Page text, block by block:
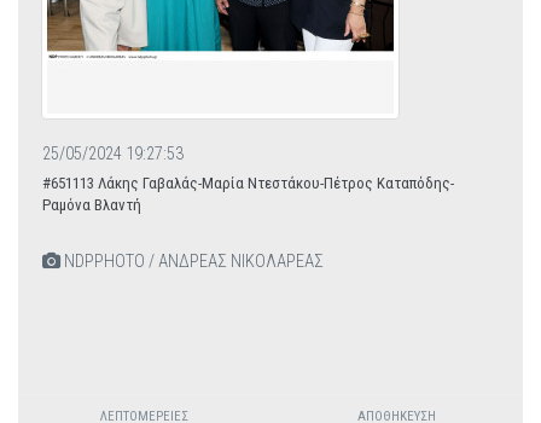
25/05/2024 19:27:53
#651113 Λάκης Γαβαλάς-Μαρία Ντεστάκου-Πέτρος Καταπόδης-
Ραμόνα Βλαντή
NDPPHOTO / ΑΝΔΡΕΑΣ ΝΙΚΟΛΑΡΕΑΣ
ΛΕΠΤΟΜΈΡΕΙΕΣ ΑΠΟΘΉΚΕΥΣΗ